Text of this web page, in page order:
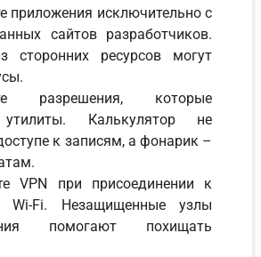
приложения исключительно с
сайтов разработчиков.
сторонних ресурсов могут
разрешения, которые
Калькулятор не
к записям, а фонарик –
VPN при присоединении к
Wi-Fi. Незащищенные узлы
помогают похищать